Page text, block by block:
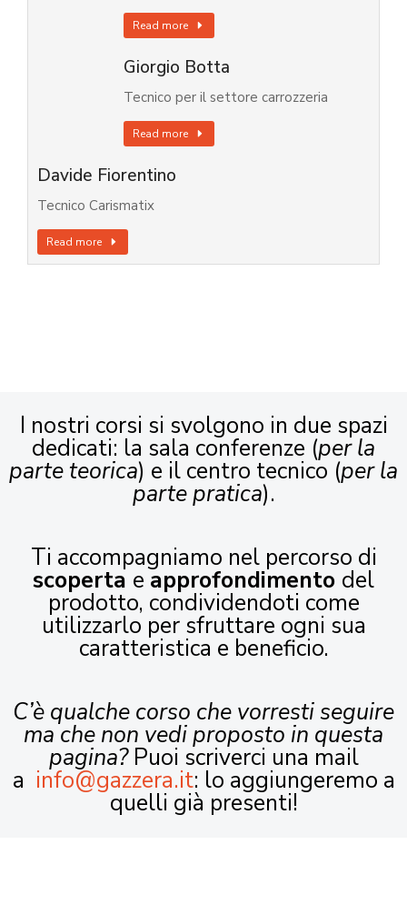
Read more
Giorgio Botta
Tecnico per il settore carrozzeria
Read more
Davide Fiorentino
Tecnico Carismatix
Read more
I nostri corsi si svolgono in due spazi
dedicati: la sala conferenze (per la
parte teorica) e il centro tecnico (per la
parte pratica).
Ti accompagniamo nel percorso di
scoperta e approfondimento del
prodotto, condividendoti come
utilizzarlo per sfruttare ogni sua
caratteristica e beneficio.
C’è qualche corso che vorresti seguire
ma che non vedi proposto in questa
pagina?Puoi scriverci una mail
a info@gazzera.it: lo aggiungeremo a
quelli già presenti!